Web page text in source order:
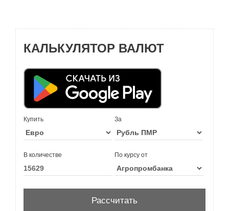
КАЛЬКУЛЯТОР ВАЛЮТ
Купить За
В количестве По курсу от